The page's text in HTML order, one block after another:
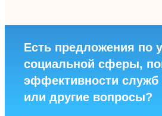
Есть предложения по
социальной сферы,
эффективности служб
или другие вопросы?